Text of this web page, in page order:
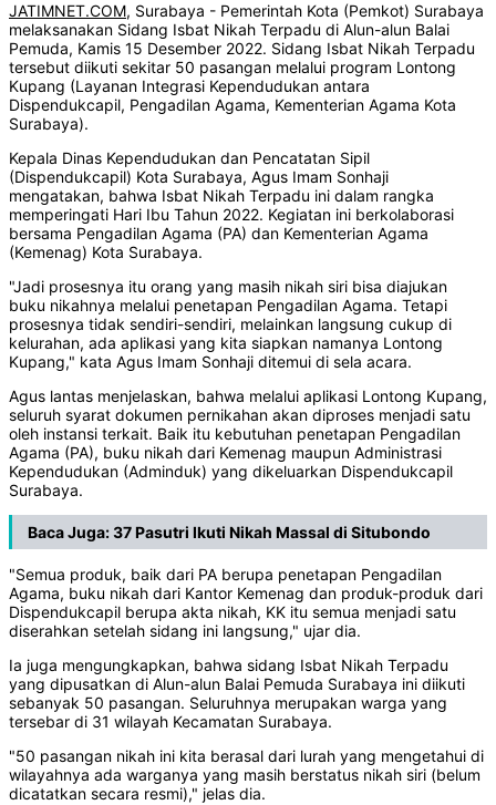
JATIMNET.COM, Surabaya - Pemerintah Kota (Pemkot) Surabaya
melaksanakan Sidang Isbat Nikah Terpadu di Alun-alun Balai
Pemuda, Kamis 15 Desember 2022. Sidang Isbat Nikah Terpadu
tersebut diikuti sekitar 50 pasangan melalui program Lontong
Kupang (Layanan Integrasi Kependudukan antara
Dispendukcapil, Pengadilan Agama, Kementerian Agama Kota
Surabaya).
Kepala Dinas Kependudukan dan Pencatatan Sipil
(Dispendukcapil) Kota Surabaya, Agus Imam Sonhaji
mengatakan, bahwa Isbat Nikah Terpadu ini dalam rangka
memperingati Hari Ibu Tahun 2022. Kegiatan ini berkolaborasi
bersama Pengadilan Agama (PA) dan Kementerian Agama
(Kemenag) Kota Surabaya.
"Jadi prosesnya itu orang yang masih nikah siri bisa diajukan
buku nikahnya melalui penetapan Pengadilan Agama. Tetapi
prosesnya tidak sendiri-sendiri, melainkan langsung cukup di
kelurahan, ada aplikasi yang kita siapkan namanya Lontong
Kupang," kata Agus Imam Sonhaji ditemui di sela acara.
Agus lantas menjelaskan, bahwa melalui aplikasi Lontong Kupang,
seluruh syarat dokumen pernikahan akan diproses menjadi satu
oleh instansi terkait. Baik itu kebutuhan penetapan Pengadilan
Agama (PA), buku nikah dari Kemenag maupun Administrasi
Kependudukan (Adminduk) yang dikeluarkan Dispendukcapil
Surabaya.
Baca Juga:37 Pasutri Ikuti Nikah Massal di Situbondo
"Semua produk, baik dari PA berupa penetapan Pengadilan
Agama, buku nikah dari Kantor Kemenag dan produk-produk dari
Dispendukcapil berupa akta nikah, KK itu semua menjadi satu
diserahkan setelah sidang ini langsung," ujar dia.
Ia juga mengungkapkan, bahwa sidang Isbat Nikah Terpadu
yang dipusatkan di Alun-alun Balai Pemuda Surabaya ini diikuti
sebanyak 50 pasangan. Seluruhnya merupakan warga yang
tersebar di 31 wilayah Kecamatan Surabaya.
"50 pasangan nikah ini kita berasal dari lurah yang mengetahui di
wilayahnya ada warganya yang masih berstatus nikah siri (belum
dicatatkan secara resmi)," jelas dia.